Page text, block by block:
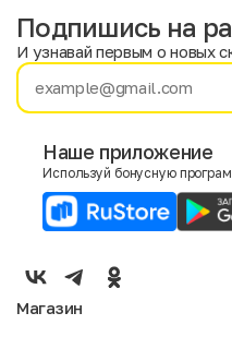
Имя
E-mail
Мужской
Подпишись на
И узнавай первым о новых
Наше приложение
Используй бонусную
Магазин